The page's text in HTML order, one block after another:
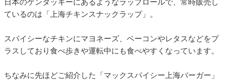
ているのは「上海チキンスナックラップ」。
スパイシーなチキンにマヨネーズ、ベーコンやレタスなどをプ
ラスしており食べ歩きや運転中にも食べやすくなっています。
ちなみに先ほどご紹介した「マックスパイシー上海バーガー」